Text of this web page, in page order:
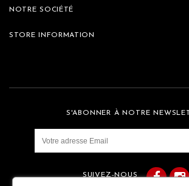
NOTRE SOCIÉTÉ
STORE INFORMATION
S'ABONNER À NOTRE
SUIVEZ-NOUS